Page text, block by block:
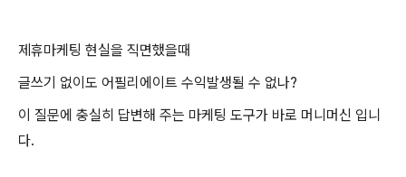
제휴마케팅 현실을 직면했을때
글쓰기 없이도 어필리에이트 수익발생될 수 없나?
이 질문에 충실히 답변해 주는 마케팅 도구가 바로 머니머신 입니
다.